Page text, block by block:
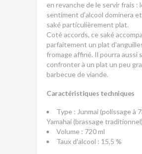
en revanche de le servir frais :
sentiment d'alcool dominera
saké particulièrement plat.
Coté accords, ce saké
parfaitement un plat
fromage affiné. Il pourra aussi
confronter à un plat un peu
barbecue de viande.
Caractéristiques techniques
Type : Junmai (polissage à
Yamahai (brassage traditionnel)
Volume : 720 ml
Taux d'alcool : 15,5 %